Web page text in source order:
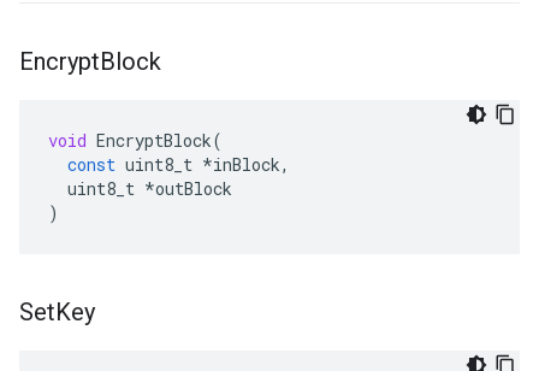
EncryptBlock
void EncryptBlock(
const uint8_t *inBlock,
uint8_t *outBlock
)
SetKey